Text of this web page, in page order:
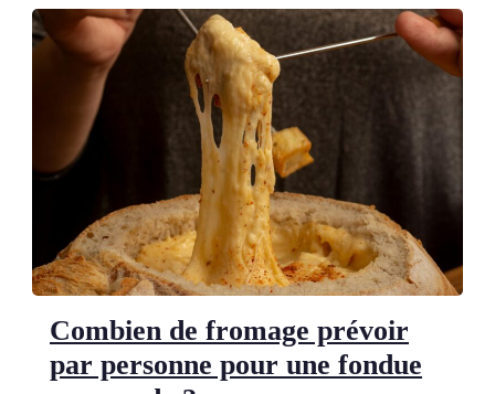
Combien de fromage prévoir
par personne pour une fondue